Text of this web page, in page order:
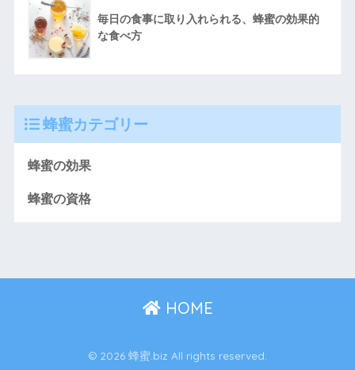
毎日の食事に取り入れられる、蜂蜜の効果的
な食べ方
蜂蜜カテゴリー
蜂蜜の効果
蜂蜜の資格
HOME
© 2026 蜂蜜.biz All rights reserved.